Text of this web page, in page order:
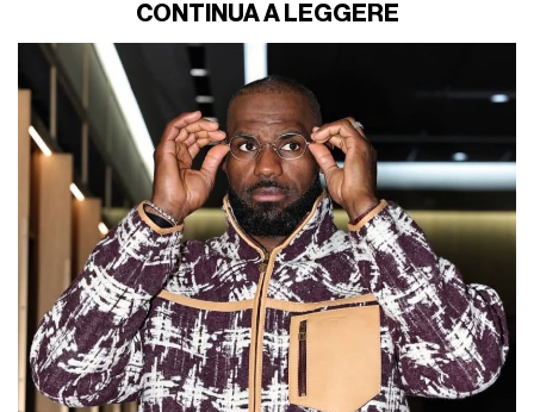
CONTINUA A LEGGERE